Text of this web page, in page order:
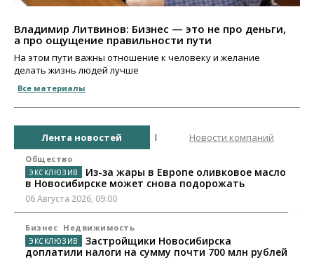
Владимир Литвинов: Бизнес — это не про деньги,
а про ощущение правильности пути
На этом пути важны отношение к человеку и желание
делать жизнь людей лучше
Все материалы
Лента новостей Новости компаний
Общество
Из-за жары в Европе оливковое масло
в Новосибирске может снова подорожать
06 Августа 2026, 09:00
Бизнес Недвижимость
Застройщики Новосибирска
доплатили налоги на сумму почти 700 млн рублей